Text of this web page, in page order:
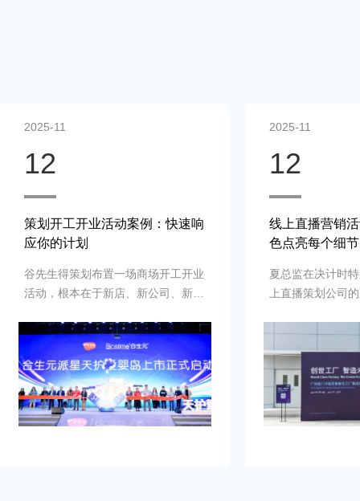
2025-11
12
策划开工开业活动案例：快速响
应你的计划
谷先生得策划布置一场商场开工开业
活动，根本在于新店、新公司、新品
并营造良好的品牌形象。再者得做
到：增加曝光度，吸引目标消费群
体，提高知名度，通过活动推动初期
销售。可是鉴于不具备充足的渠道和
资源进行大规模的市场推广。需要专
业的策划和执行来吸引目标人群，创
2025-11
12
线上直播营销
色点亮每个细节
夏总监在决计时
上直播策划公司
畅、观众参与符
有担心策划公司
经验不足，影响
需得慎重决计。